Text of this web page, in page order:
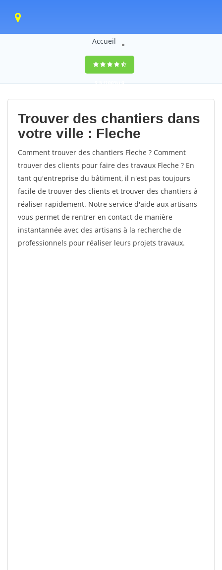
Accueil
9,5(100%)0
votes
Trouver des chantiers dans
votre ville : Fleche
Comment trouver des chantiers Fleche ? Comment
trouver des clients pour faire des travaux Fleche ? En
tant qu'entreprise du bâtiment, il n'est pas toujours
facile de trouver des clients et trouver des chantiers à
réaliser rapidement. Notre service d'aide aux artisans
vous permet de rentrer en contact de manière
instantannée avec des artisans à la recherche de
professionnels pour réaliser leurs projets travaux.